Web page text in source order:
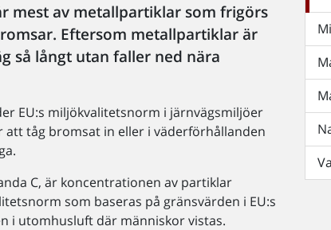
mest av metallpartiklar som frigörs
Eftersom metallpartiklar är
så långt utan faller ned nära
EU:s miljökvalitetsnorm i järnvägsmiljöer
tåg bromsat in eller i väderförhållanden
C, är koncentrationen av partiklar
som baseras på gränsvärden i EU:s
i utomhusluft där människor vistas.